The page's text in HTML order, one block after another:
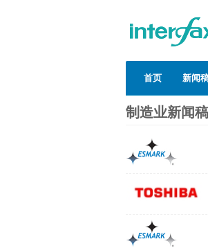
首页 新闻
制造业新闻